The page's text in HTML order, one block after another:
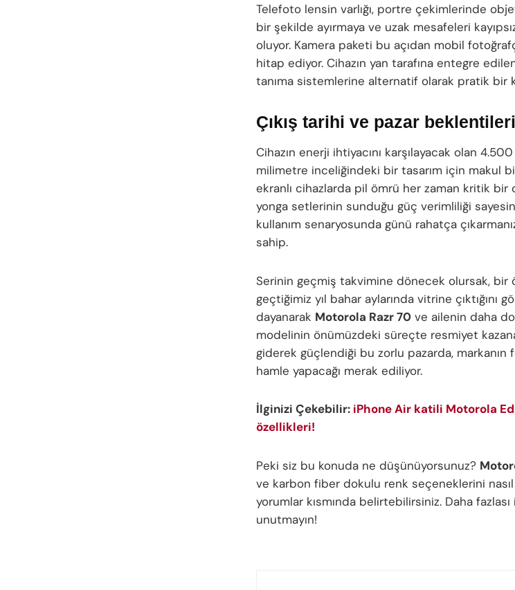
Telefoto lensin varlığı, portre çekimlerinde
bir şekilde ayırmaya ve uzak mesafeleri
oluyor. Kamera paketi bu açıdan mobil
hitap ediyor. Cihazın yan tarafına entegre
tanıma sistemlerine alternatif olarak pratik bir
Çıkış tarihi ve pazar beklentileri
Cihazın enerji ihtiyacını karşılayacak olan
milimetre inceliğindeki bir tasarım için makul
ekranlı cihazlarda pil ömrü her zaman kritik bir
yonga setlerinin sunduğu güç verimliliği
kullanım senaryosunda günü rahatça
sahip.
Serinin geçmiş takvimine dönecek olursak, bir
geçtiğimiz yıl bahar aylarında vitrine çıktığını
dayanarak Motorola Razr 70 ve ailenin daha
modelinin önümüzdeki süreçte resmiyet
giderek güçlendiği bu zorlu pazarda, markanın
hamle yapacağı merak ediliyor.
İlginizi Çekebilir: iPhone Air katili Motorola
özellikleri!
Peki siz bu konuda ne düşünüyorsunuz?
ve karbon fiber dokulu renk seçeneklerini
yorumlar kısmında belirtebilirsiniz. Daha
unutmayın!